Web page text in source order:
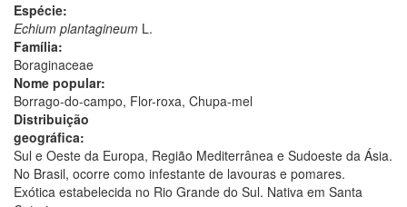
Espécie:
Echium plantagineum L.
Família:
Boraginaceae
Nome popular:
Borrago-do-campo, Flor-roxa, Chupa-mel
Distribuição
geográfica:
Sul e Oeste da Europa, Região Mediterrânea e Sudoeste da Ásia.
No Brasil, ocorre como infestante de lavouras e pomares.
Exótica estabelecida no Rio Grande do Sul. Nativa em Santa